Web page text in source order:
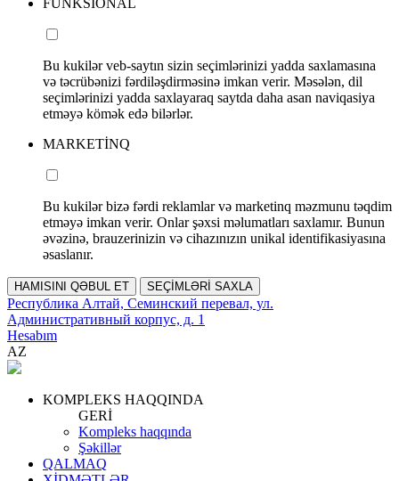
FUNKSİONAL
Bu kukilər veb-saytın sizin seçimlərinizi yadda saxlamasına
və təcrübənizi fərdiləşdirməsinə imkan verir. Məsələn, dil
seçimlərinizi yadda saxlayaraq saytda daha asan naviqasiya
etməyə kömək edə bilərlər.
MARKETİNQ
Bu kukilər bizə fərdi reklamlar və marketinq məzmunu təqdim
etməyə imkan verir. Onlar şəxsi məlumatları saxlamır. Bunun
əvəzinə, brauzerinizin və cihazınızın unikal identifikasiyasına
əsaslanır.
HAMISINI QƏBUL ET SEÇİMLƏRİ SAXLA
Республика Алтай, Семинский перевал, ул.
Административный корпус, д. 1
Hesabım
AZ
KOMPLEKS HAQQINDA
GERİ
Kompleks haqqında
Şəkillər
QALMAQ